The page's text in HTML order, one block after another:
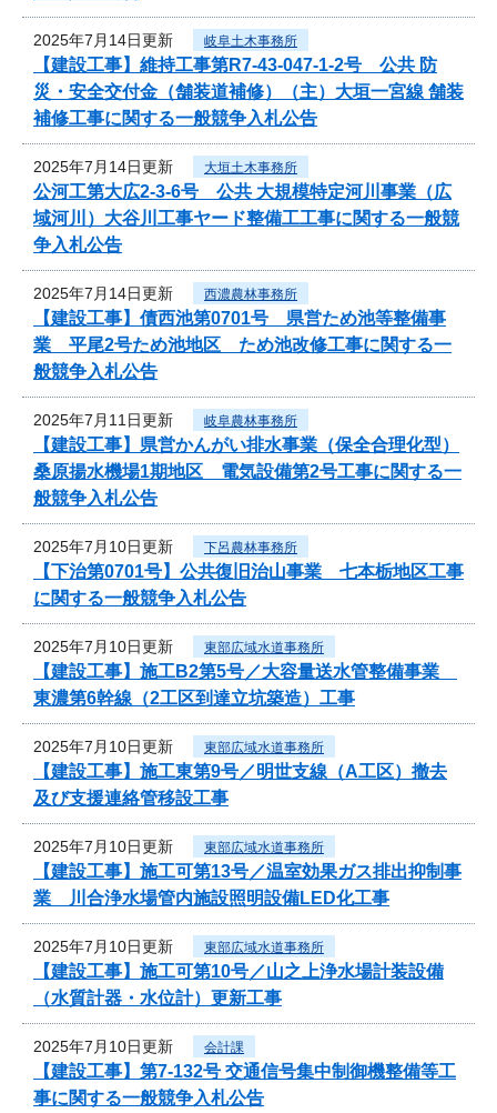
2025年7月14日更新 岐阜土木事務所
【建設工事】維持工事第R7-43-047-1-2号 公共 防
災・安全交付金（舗装道補修）（主）大垣一宮線 舗装
補修工事に関する一般競争入札公告
2025年7月14日更新 大垣土木事務所
公河工第大広2-3-6号 公共 大規模特定河川事業（広
域河川）大谷川工事ヤード整備工工事に関する一般競
争入札公告
2025年7月14日更新 西濃農林事務所
【建設工事】債西池第0701号 県営ため池等整備事
業 平尾2号ため池地区 ため池改修工事に関する一
般競争入札公告
2025年7月11日更新 岐阜農林事務所
【建設工事】県営かんがい排水事業（保全合理化型）
桑原揚水機場1期地区 電気設備第2号工事に関する一
般競争入札公告
2025年7月10日更新 下呂農林事務所
【下治第0701号】公共復旧治山事業 七本栃地区工事
に関する一般競争入札公告
2025年7月10日更新 東部広域水道事務所
【建設工事】施工B2第5号／大容量送水管整備事業
東濃第6幹線（2工区到達立坑築造）工事
2025年7月10日更新 東部広域水道事務所
【建設工事】施工東第9号／明世支線（A工区）撤去
及び支援連絡管移設工事
2025年7月10日更新 東部広域水道事務所
【建設工事】施工可第13号／温室効果ガス排出抑制事
業 川合浄水場管内施設照明設備LED化工事
2025年7月10日更新 東部広域水道事務所
【建設工事】施工可第10号／山之上浄水場計装設備
（水質計器・水位計）更新工事
2025年7月10日更新 会計課
【建設工事】第7-132号 交通信号集中制御機整備等工
事に関する一般競争入札公告